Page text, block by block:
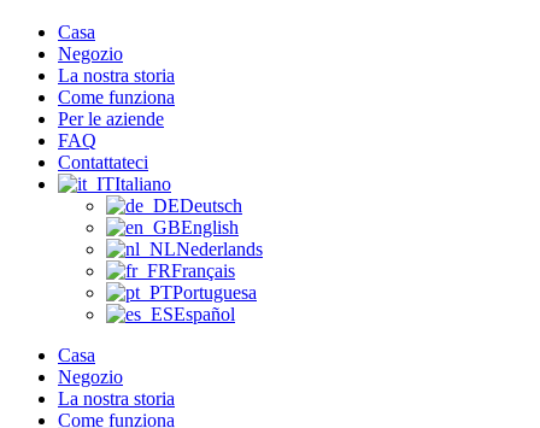
Casa
Negozio
La nostra storia
Come funziona
Per le aziende
FAQ
Contattateci
Italiano
Deutsch
English
Nederlands
Français
Portuguesa
Español
Casa
Negozio
La nostra storia
Come funziona